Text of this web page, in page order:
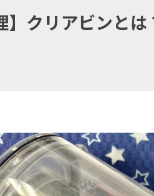
】クリアビンとは